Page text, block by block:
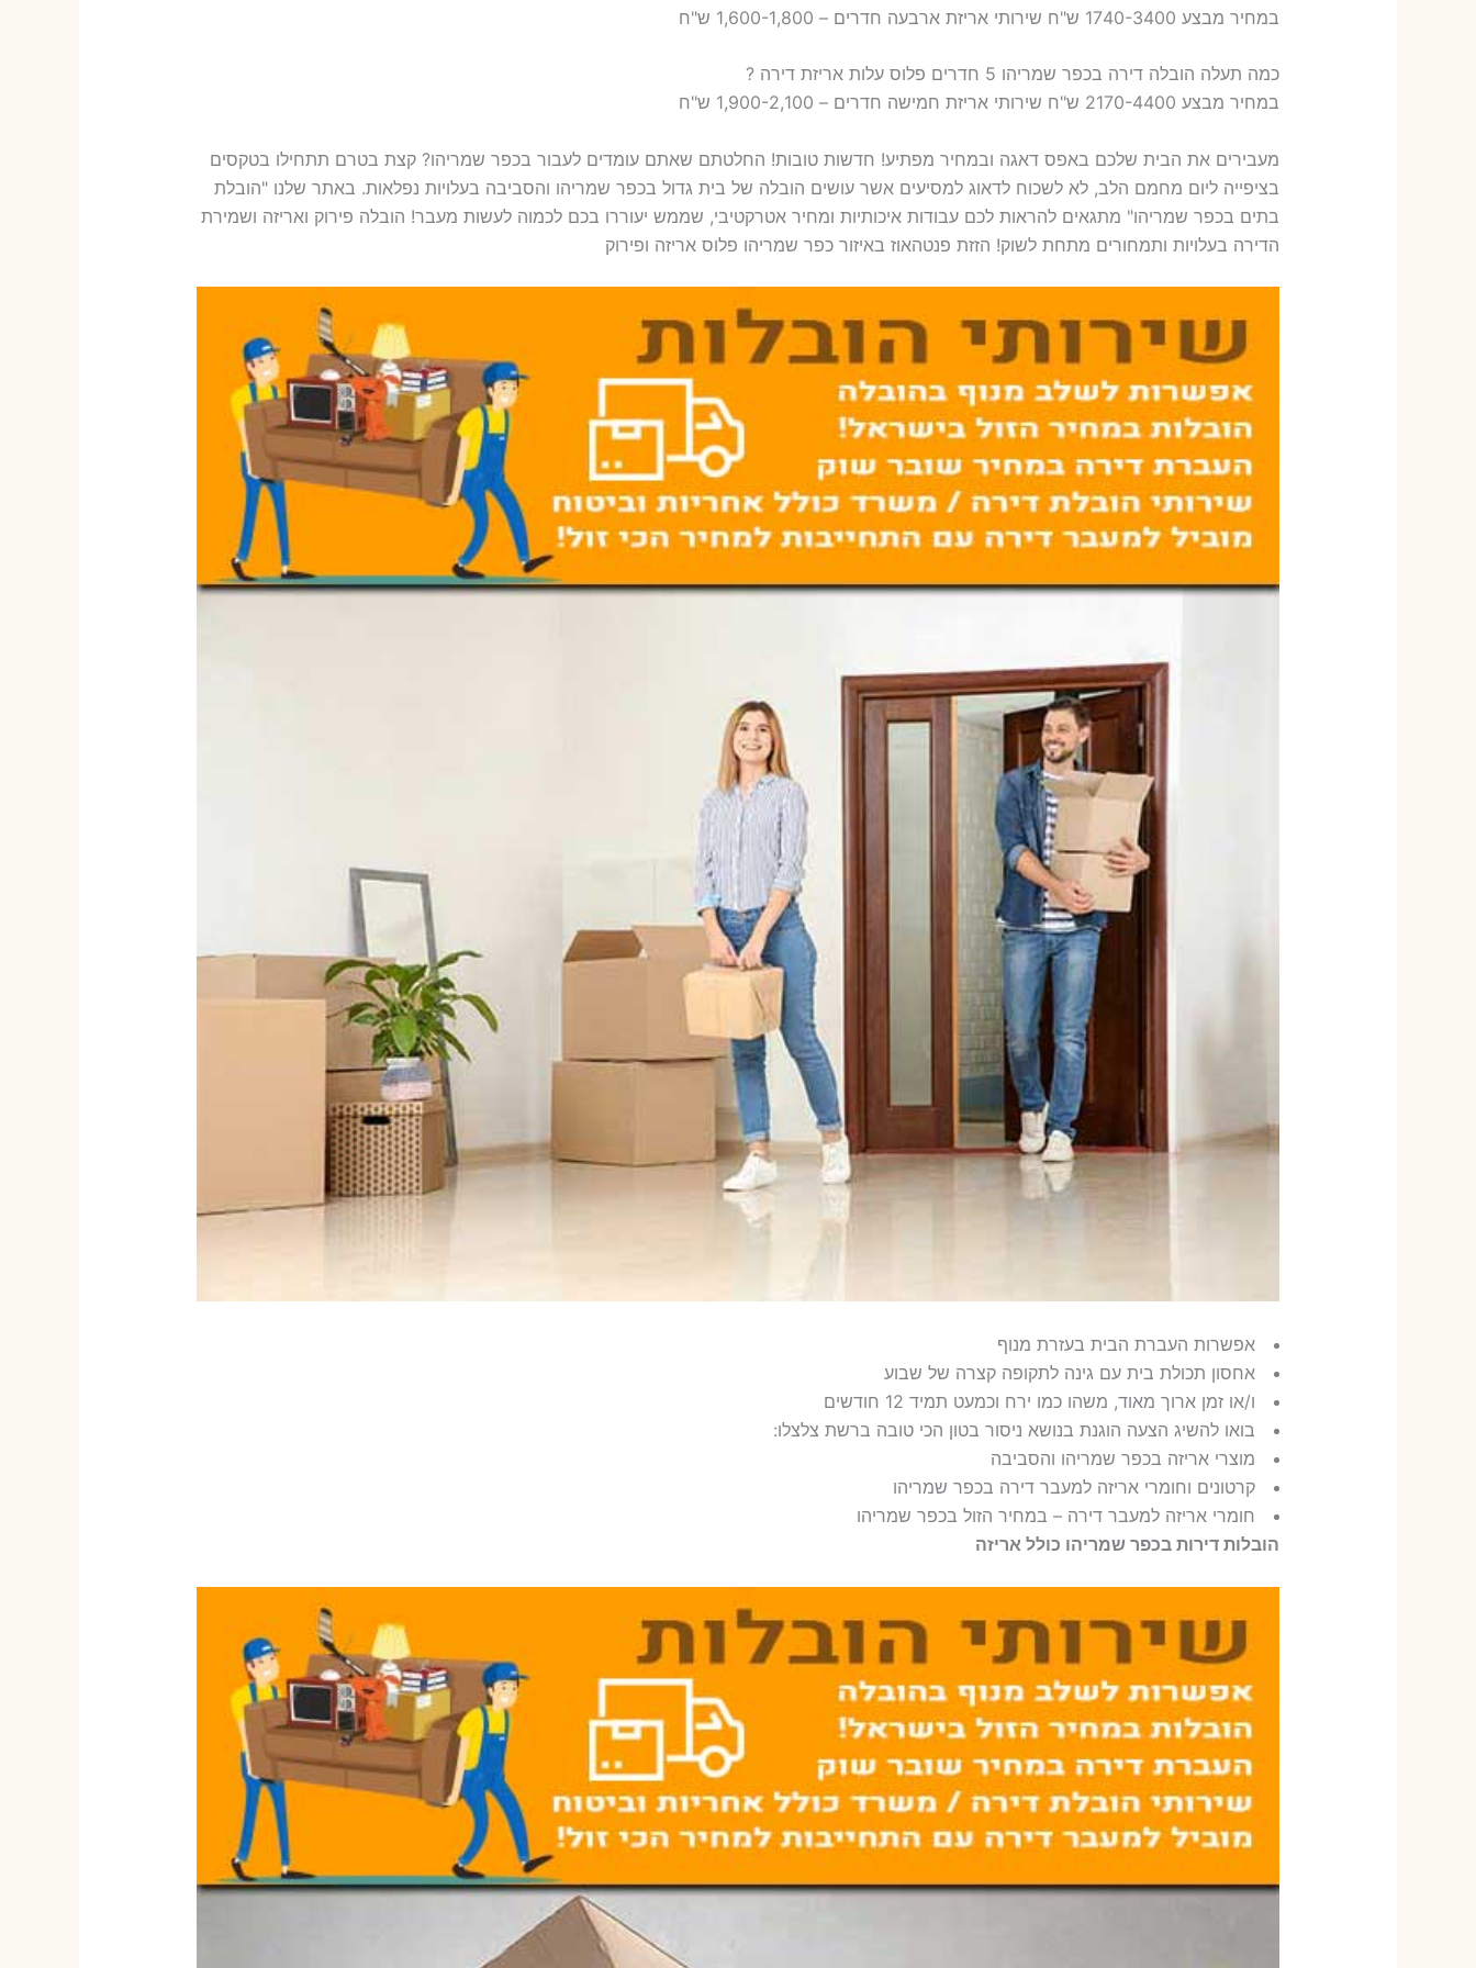
במחיר מבצע 1740-3400 ש"ח שירותי אריזת ארבעה חדרים – 1,600-1,800 ש"ח
כמה תעלה הובלה דירה בכפר שמריהו 5 חדרים פלוס עלות אריזת דירה ?
במחיר מבצע 2170-4400 ש"ח שירותי אריזת חמישה חדרים – 1,900-2,100 ש"ח
מעבירים את הבית שלכם באפס דאגה ובמחיר מפתיע! חדשות טובות! החלטתם שאתם עומדים לעבור בכפר שמריהו? קצת בטרם תתחילו בטקסים
בציפייה ליום מחמם הלב, לא לשכוח לדאוג למסיעים אשר עושים הובלה של בית גדול בכפר שמריהו והסביבה בעלויות נפלאות. באתר שלנו "הובלת
בתים בכפר שמריהו" מתגאים להראות לכם עבודות איכותיות ומחיר אטרקטיבי, שממש יעוררו בכם לכמוה לעשות מעבר! הובלה פירוק ואריזה ושמירת
הדירה בעלויות ותמחורים מתחת לשוק! הזזת פנטהאוז באיזור כפר שמריהו פלוס אריזה ופירוק
אפשרות העברת הבית בעזרת מנוף
אחסון תכולת בית עם גינה לתקופה קצרה של שבוע
ו/או זמן ארוך מאוד, משהו כמו ירח וכמעט תמיד 12 חודשים
בואו להשיג הצעה הוגנת בנושא ניסור בטון הכי טובה ברשת צלצלו:
מוצרי אריזה בכפר שמריהו והסביבה
קרטונים וחומרי אריזה למעבר דירה בכפר שמריהו
חומרי אריזה למעבר דירה – במחיר הזול בכפר שמריהו
הובלות דירות בכפר שמריהו כולל אריזה